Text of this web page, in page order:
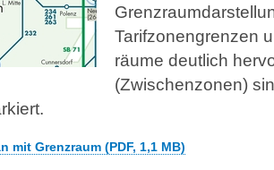
Tarifzonengrenzen
räume deutlich
(Zwischenzonen)
mit Grenzraum (PDF, 1,1 MB)